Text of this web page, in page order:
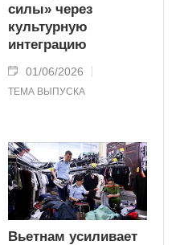
силы» через
культурную
интеграцию
01/06/2026
ТЕМА ВЫПУСКА
Вьетнам усиливает